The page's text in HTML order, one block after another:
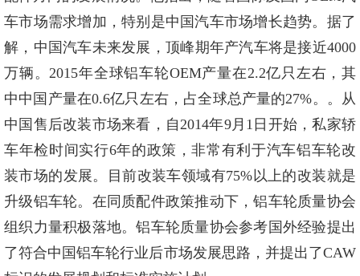
车市场需求增加，特别是中国汽车市场增长趋势。据了
解，中国汽车未来发展，顶峰期年产汽车将是接近4000
万辆。2015年全球铝车轮OEM产量在2.2亿只左右，其
中中国产量在0.6亿只左右，占全球总产量的27%。。从
中国售后改装市场来看，自2014年9月1日开始，私家轿
车年检时间实行6年的政策，非常有利于汽车铝车轮改
装市场的发展。目前改装车领域有75%以上的改装就是
升级铝车轮。在同质配件政策推动下，铝车轮质量协会
组织力量积极落地。铝车轮质量协会参考国外经验提出
了符合中国铝车轮行业后市场发展思路，并提出了CAW